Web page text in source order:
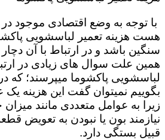
با توجه به وضع اقتصادی موجود
هست هزینه تعمیر لباسشویی
سنگین باشد و در ارتباط با آن
همین علت سوال های زیادی در
لباسشویی پاکشوما میپرسند؛ که
بگوییم نمیتوان گفت این هزینه
زیرا به عوامل متعددی مانند میزان
نیازمند بون یا نبودن به تعویض
قبیل بستگی دارد.